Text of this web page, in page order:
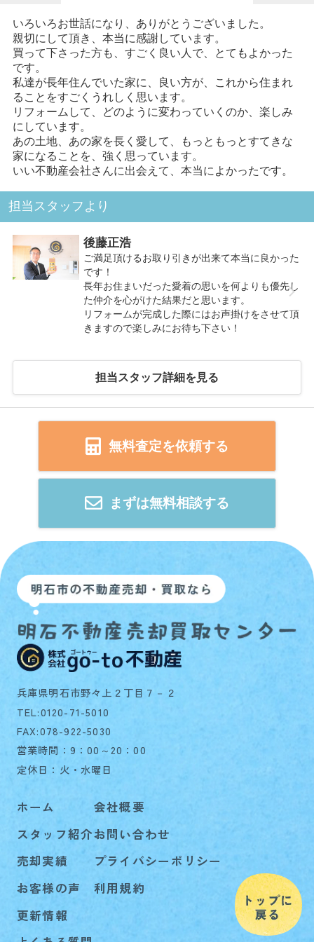
いろいろお世話になり、ありがとうございました。
親切にして頂き、本当に感謝しています。
買って下さった方も、すごく良い人で、とてもよかった
です。
私達が長年住んでいた家に、良い方が、これから住まれ
ることをすごくうれしく思います。
リフォームして、どのように変わっていくのか、楽しみ
にしています。
あの土地、あの家を長く愛して、もっともっとすてきな
家になることを、強く思っています。
いい不動産会社さんに出会えて、本当によかったです。
担当スタッフより
後藤正浩
ご満足頂けるお取り引きが出来て本当に良かった
です！
長年お住まいだった愛着の思いを何よりも優先し
た仲介を心がけた結果だと思います。
リフォームが完成した際にはお声掛けをさせて頂
きますので楽しみにお待ち下さい！
担当スタッフ詳細を見る
無料査定を依頼する
まずは無料相談する
兵庫県明石市野々上２丁目７－２
TEL:0120-71-5010
FAX:078-922-5030
営業時間：9：00～20：00
定休日：火・水曜日
ホーム
スタッフ紹介
売却実績
お客様の声
更新情報
会社概要
お問い合わせ
プライバシーポリシー
利用規約